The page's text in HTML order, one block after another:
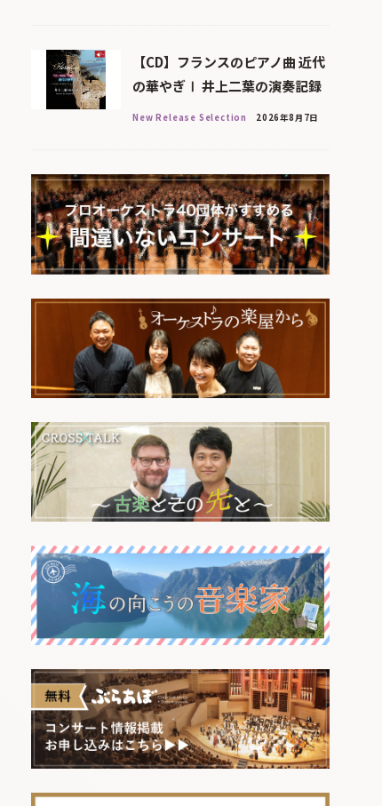
【CD】フランスのピアノ曲 近代
の華やぎⅠ 井上二葉の演奏記録
New Release Selection 2026年8月7日